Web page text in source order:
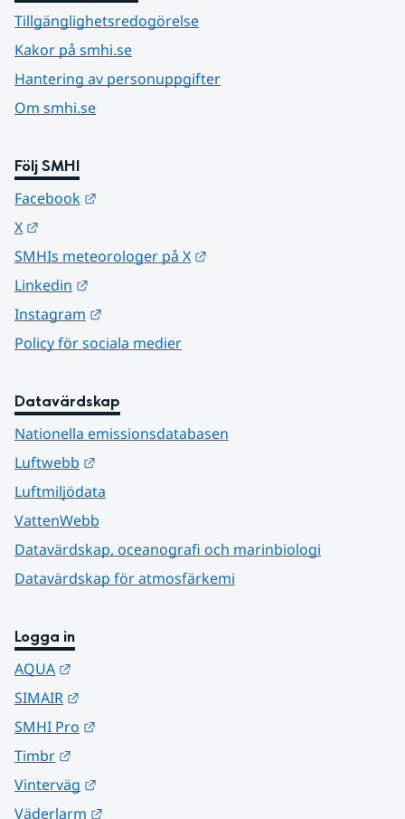
Tillgänglighetsredogörelse
Kakor på smhi.se
Hantering av personuppgifter
Om smhi.se
Följ SMHI
Facebook
X
SMHIs meteorologer på X
Linkedin
Instagram
Policy för sociala medier
Datavärdskap
Nationella emissionsdatabasen
Luftwebb
Luftmiljödata
VattenWebb
Datavärdskap, oceanografi och marinbiologi
Datavärdskap för atmosfärkemi
Logga in
AQUA
SIMAIR
SMHI Pro
Timbr
Vinterväg
Väderlarm